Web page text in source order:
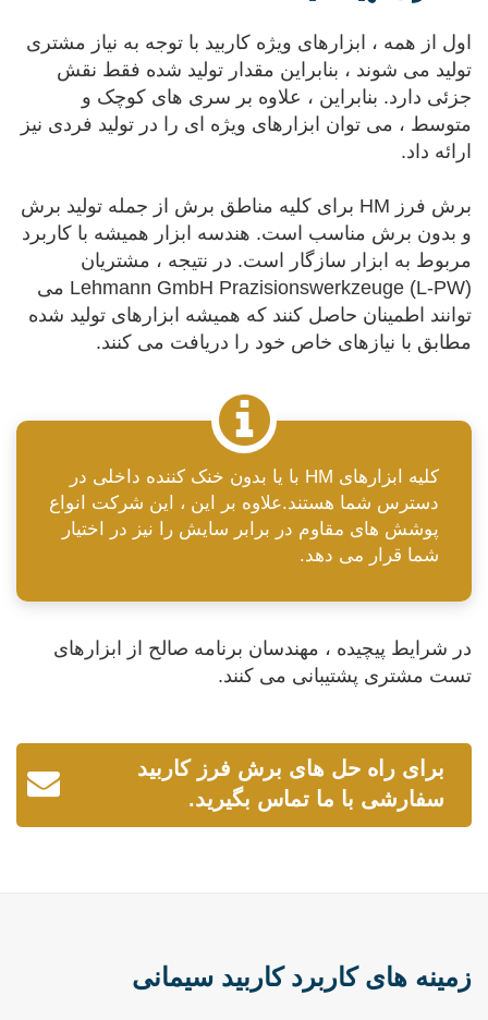
اول از همه ، ابزارهای ویژه کاربید با توجه به نیاز مشتری
تولید می شوند ، بنابراین مقدار تولید شده فقط نقش
جزئی دارد. بنابراین ، علاوه بر سری های کوچک و
متوسط ، می توان ابزارهای ویژه ای را در تولید فردی نیز
ارائه داد.
برش فرز HM برای کلیه مناطق برش از جمله تولید برش
و بدون برش مناسب است. هندسه ابزار همیشه با کاربرد
مربوط به ابزار سازگار است. در نتیجه ، مشتریان
Lehmann GmbH Prazisionswerkzeuge (L-PW) می
توانند اطمینان حاصل کنند که همیشه ابزارهای تولید شده
مطابق با نیازهای خاص خود را دریافت می کنند.
کلیه ابزارهای HM با یا بدون خنک کننده داخلی در
دسترس شما هستند.علاوه بر این ، این شرکت انواع
پوشش های مقاوم در برابر سایش را نیز در اختیار
شما قرار می دهد.
در شرایط پیچیده ، مهندسان برنامه صالح از ابزارهای
تست مشتری پشتیبانی می کنند.
برای راه حل های برش فرز کاربید
سفارشی با ما تماس بگیرید.
زمینه های کاربرد کاربید سیمانی